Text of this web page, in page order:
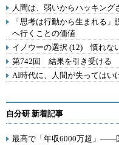
人間は、弱いからハッキング
「思考は行動から生まれる
へ行くことの価値
イノウーの選択 (12) 慣れな
第742回 結果を引き受ける
AI時代に、人間が失ってはい
自分研 新着記事
最高で「年収6000万超」――